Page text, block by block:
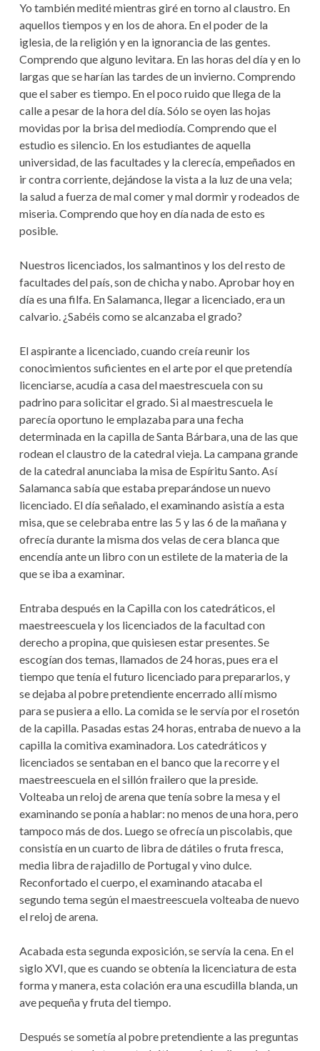
Yo también medité mientras giré en torno al claustro. En
aquellos tiempos y en los de ahora. En el poder de la
iglesia, de la religión y en la ignorancia de las gentes.
Comprendo que alguno levitara. En las horas del día y en lo
largas que se harían las tardes de un invierno. Comprendo
que el saber es tiempo. En el poco ruido que llega de la
calle a pesar de la hora del día. Sólo se oyen las hojas
movidas por la brisa del mediodía. Comprendo que el
estudio es silencio. En los estudiantes de aquella
universidad, de las facultades y la clerecía, empeñados en
ir contra corriente, dejándose la vista a la luz de una vela;
la salud a fuerza de mal comer y mal dormir y rodeados de
miseria. Comprendo que hoy en día nada de esto es
posible.
Nuestros licenciados, los salmantinos y los del resto de
facultades del país, son de chicha y nabo. Aprobar hoy en
día es una filfa. En Salamanca, llegar a licenciado, era un
calvario. ¿Sabéis como se alcanzaba el grado?
El aspirante a licenciado, cuando creía reunir los
conocimientos suficientes en el arte por el que pretendía
licenciarse, acudía a casa del maestrescuela con su
padrino para solicitar el grado. Si al maestrescuela le
parecía oportuno le emplazaba para una fecha
determinada en la capilla de Santa Bárbara, una de las que
rodean el claustro de la catedral vieja. La campana grande
de la catedral anunciaba la misa de Espíritu Santo. Así
Salamanca sabía que estaba preparándose un nuevo
licenciado. El día señalado, el examinando asistía a esta
misa, que se celebraba entre las 5 y las 6 de la mañana y
ofrecía durante la misma dos velas de cera blanca que
encendía ante un libro con un estilete de la materia de la
que se iba a examinar.
Entraba después en la Capilla con los catedráticos, el
maestreescuela y los licenciados de la facultad con
derecho a propina, que quisiesen estar presentes. Se
escogían dos temas, llamados de 24 horas, pues era el
tiempo que tenía el futuro licenciado para prepararlos, y
se dejaba al pobre pretendiente encerrado allí mismo
para se pusiera a ello. La comida se le servía por el rosetón
de la capilla. Pasadas estas 24 horas, entraba de nuevo a la
capilla la comitiva examinadora. Los catedráticos y
licenciados se sentaban en el banco que la recorre y el
maestreescuela en el sillón frailero que la preside.
Volteaba un reloj de arena que tenía sobre la mesa y el
examinando se ponía a hablar: no menos de una hora, pero
tampoco más de dos. Luego se ofrecía un piscolabis, que
consistía en un cuarto de libra de dátiles o fruta fresca,
media libra de rajadillo de Portugal y vino dulce.
Reconfortado el cuerpo, el examinando atacaba el
segundo tema según el maestreescuela volteaba de nuevo
el reloj de arena.
Acabada esta segunda exposición, se servía la cena. En el
siglo XVI, que es cuando se obtenía la licenciatura de esta
forma y manera, esta colación era una escudilla blanda, un
ave pequeña y fruta del tiempo.
Después se sometía al pobre pretendiente a las preguntas